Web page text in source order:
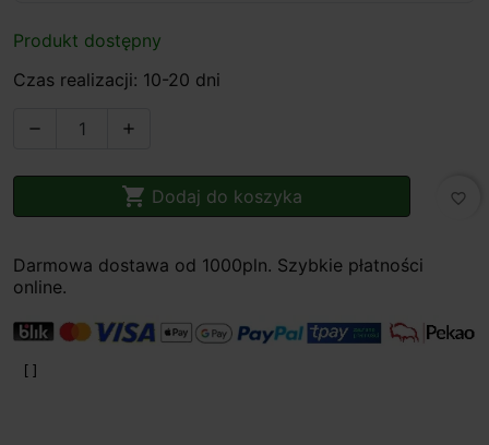
Produkt dostępny
Czas realizacji: 10-20 dni
 
 Dodaj do koszyka favorite_border
Darmowa dostawa od 1000pln. Szybkie płatności
online.